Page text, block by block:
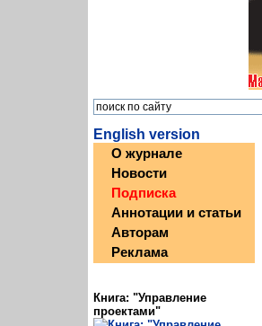
English version
О журнале
Новости
Подписка
Аннотации и статьи
Авторам
Реклама
Книга: "Управление
проектами"